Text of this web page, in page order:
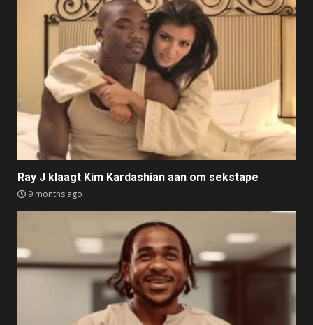
Ray J klaagt Kim Kardashian aan om sekstape
9 months ago